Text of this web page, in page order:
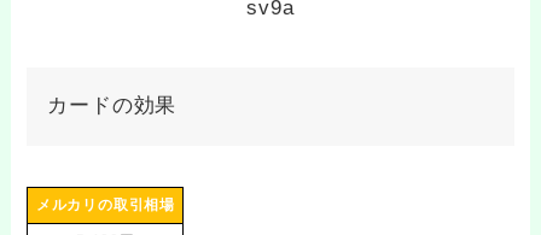
カードの効果
メルカリの取引相場